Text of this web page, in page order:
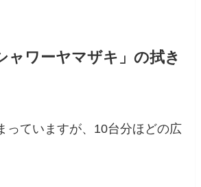
ャワーヤマザキ」の拭き
っていますが、 10台分ほどの広